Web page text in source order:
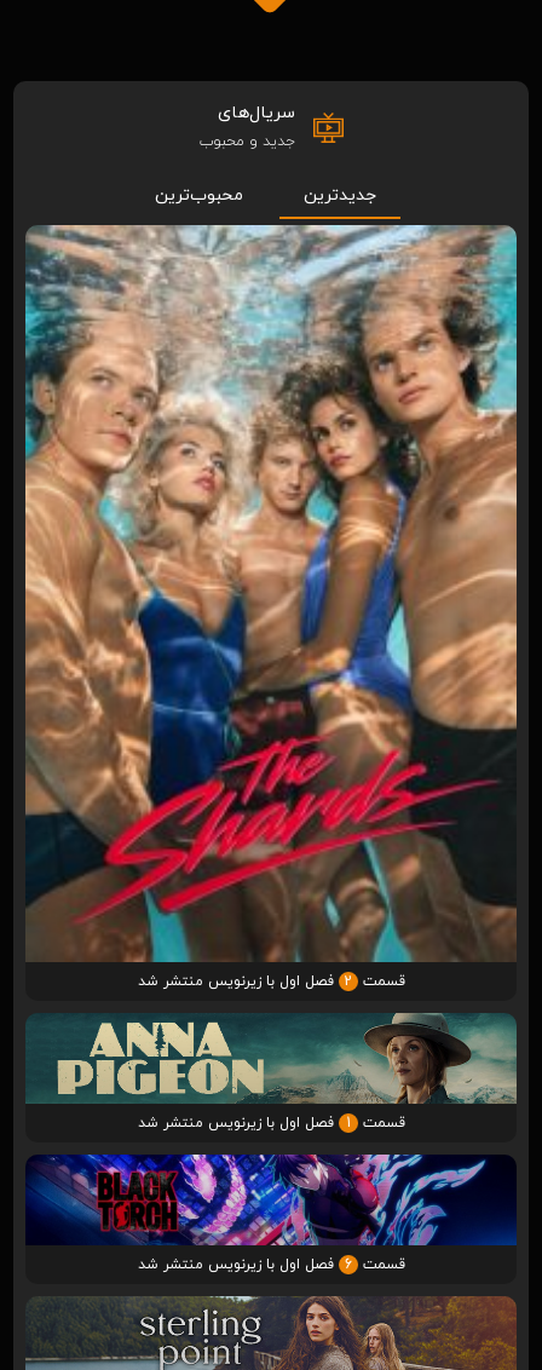
سریال‌های
جدید و محبوب
جدیدترین محبوب‌ترین
قسمت 2 فصل اول با زیرنویس منتشر شد
قسمت 1 فصل اول با زیرنویس منتشر شد
قسمت 6 فصل اول با زیرنویس منتشر شد